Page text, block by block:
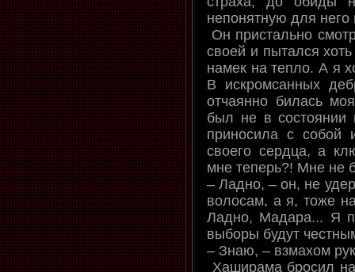
непонятную для него
Он пристально
своей и пытался
намек на тепло. А я
В искромсанных
отчаянно билась
был не в состоянии
приносила с собой
своего сердца, а
мне теперь?! Мне не
– Ладно, – он, не
волосам, а я, тоже
Ладно, Мадара... Я
выборы будут
– Знаю, – взмахом
Хаширама бросил